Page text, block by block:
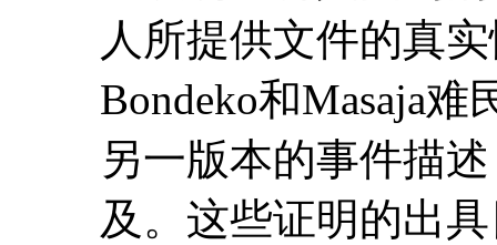
人所提供文件的真
Bondeko和Masaja
另一版本的事件描
及。这些证明的出